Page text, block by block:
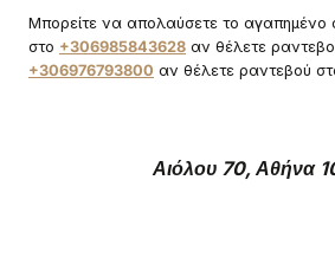
Μπορείτε να απολαύσετε το
στο +306985843628 αν θέλετε
+306976793800 αν θέλετε ραντεβού
Αιόλου 70, Αθήνα